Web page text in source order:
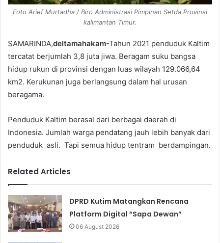
Foto Arief Murtadha / Biro Administrasi Pimpinan Setda Provinsi
kalimantan Timur.
SAMARINDA,deltamahakam-Tahun 2021 penduduk Kaltim
tercatat berjumlah 3,8 juta jiwa. Beragam suku bangsa
hidup rukun di provinsi dengan luas wilayah 129.066,64
km2. Kerukunan juga berlangsung dalam hal urusan
beragama.
Penduduk Kaltim berasal dari berbagai daerah di
Indonesia. Jumlah warga pendatang jauh lebih banyak dari
penduduk asli. Tapi semua hidup tentram berdampingan.
Related Articles
DPRD Kutim Matangkan Rencana
Platform Digital “Sapa Dewan”
06 August 2026